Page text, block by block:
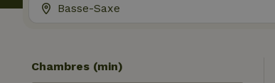
Chambres (min)